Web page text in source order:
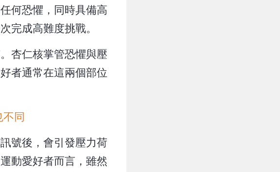
何恐懼，同時具備高
完成高難度挑戰。
杏仁核掌管恐懼與壓
者通常在這兩個部位
同
號後，會引發壓力荷
動愛好者而言，雖然